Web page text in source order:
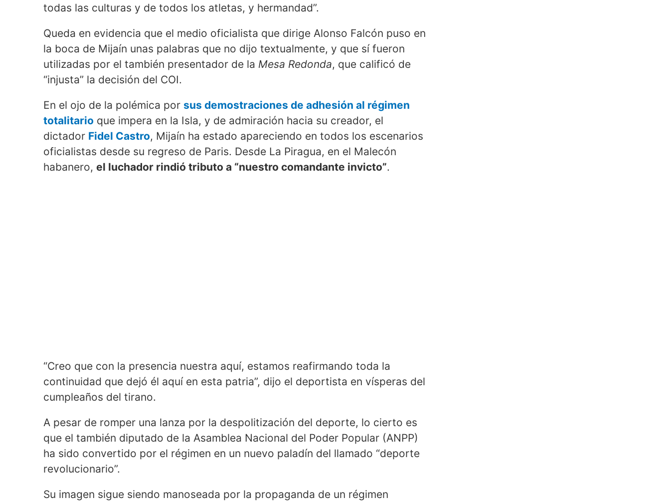
todas las culturas y de todos los atletas, y hermandad”.
Queda en evidencia que el medio oficialista que dirige Alonso Falcón puso en
la boca de Mijaín unas palabras que no dijo textualmente, y que sí fueron
utilizadas por el también presentador de la Mesa Redonda, que calificó de
“injusta” la decisión del COI.
En el ojo de la polémica por sus demostraciones de adhesión al régimen
totalitario que impera en la Isla, y de admiración hacia su creador, el
dictador Fidel Castro, Mijaín ha estado apareciendo en todos los escenarios
oficialistas desde su regreso de Paris. Desde La Piragua, en el Malecón
habanero, el luchador rindió tributo a “nuestro comandante invicto”.
“Creo que con la presencia nuestra aquí, estamos reafirmando toda la
continuidad que dejó él aquí en esta patria”, dijo el deportista en vísperas del
cumpleaños del tirano.
A pesar de romper una lanza por la despolitización del deporte, lo cierto es
que el también diputado de la Asamblea Nacional del Poder Popular (ANPP)
ha sido convertido por el régimen en un nuevo paladín del llamado “deporte
revolucionario”.
Su imagen sigue siendo manoseada por la propaganda de un régimen